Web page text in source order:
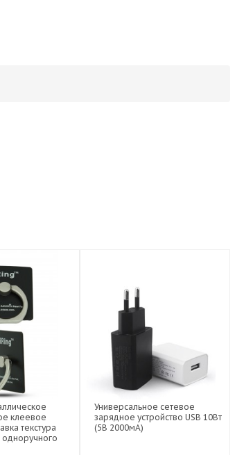
клеевое
текстура
Универсальное сетевое
зарядное устройство USB 10Вт
(5В 2000мА)